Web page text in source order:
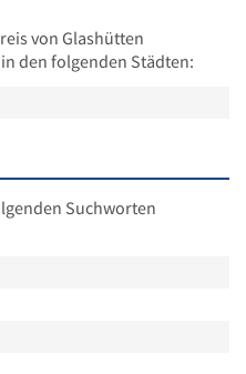
von Glashütten
den folgenden Städten:
Suchworten